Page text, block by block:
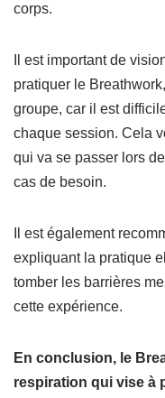
corps.
Il est important de
pratiquer le
groupe, car il est
chaque session. Cela
qui va se passer lors
cas de besoin.
Il est également
expliquant la pratique
tomber les barrières
cette expérience.
En conclusion, le
respiration qui vise à